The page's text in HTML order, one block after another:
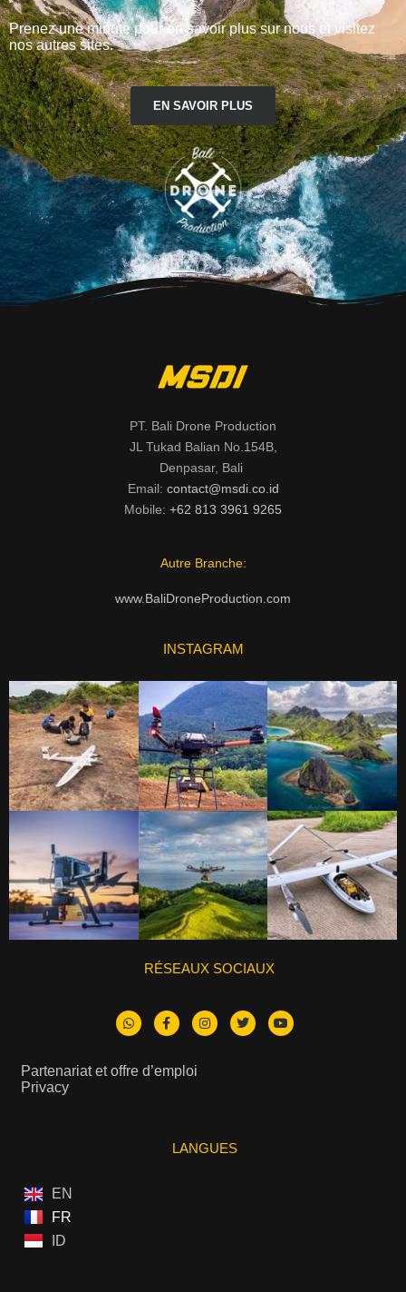
Prenez une minute pour en savoir plus sur nous et visitez
nos autres sites.
EN SAVOIR PLUS
PT. Bali Drone Production
JL Tukad Balian No.154B,
Denpasar, Bali
Email: contact@msdi.co.id
Mobile: +62 813 3961 9265
Autre Branche:
www.BaliDroneProduction.com
INSTAGRAM
RÉSEAUX SOCIAUX
Partenariat et offre d’emploi
Privacy
LANGUES
EN
FR
ID